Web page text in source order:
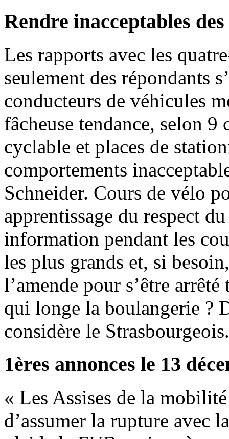
Rendre inacceptables
Les rapports avec les
seulement des répondants
conducteurs de véhicules
fâcheuse tendance, selon
cyclable et places de
comportements
Schneider. Cours de vélo
apprentissage du respect
information pendant les
les plus grands et, si
l’amende pour s’être
qui longe la boulangerie ?
considère le Strasbourgeois.
1ères annonces le 13
« Les Assises de la
d’assumer la rupture